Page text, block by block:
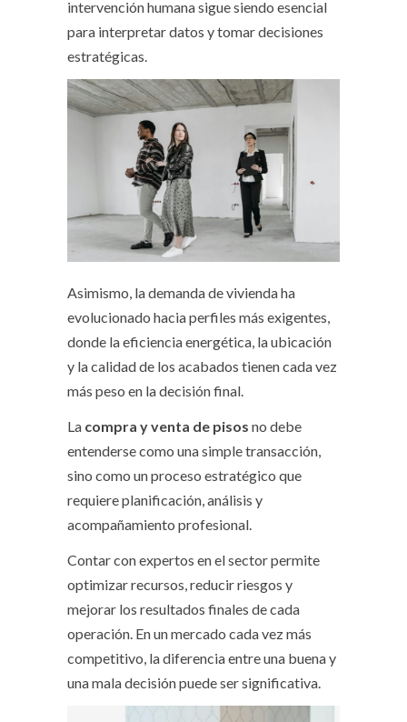
intervención humana sigue siendo esencial
para interpretar datos y tomar decisiones
estratégicas.
Asimismo, la demanda de vivienda ha
evolucionado hacia perfiles más exigentes,
donde la eficiencia energética, la ubicación
y la calidad de los acabados tienen cada vez
más peso en la decisión final.
La compra y venta de pisos no debe
entenderse como una simple transacción,
sino como un proceso estratégico que
requiere planificación, análisis y
acompañamiento profesional.
Contar con expertos en el sector permite
optimizar recursos, reducir riesgos y
mejorar los resultados finales de cada
operación. En un mercado cada vez más
competitivo, la diferencia entre una buena y
una mala decisión puede ser significativa.